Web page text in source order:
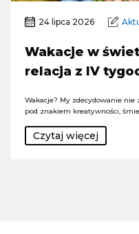
24 lipca 2026
Wakacje w
relacja z IV
Wakacje? My zdecydowanie
pod znakiem kreatywności,
Czytaj więcej